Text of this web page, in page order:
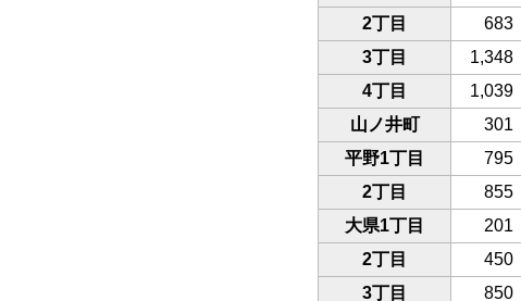
2丁目
683
3丁目
1,348
4丁目
1,039
山ノ井町
301
平野1丁目
795
2丁目
855
大県1丁目
201
2丁目
450
3丁目
850